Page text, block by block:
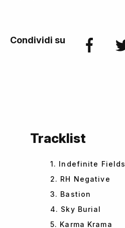
Condividi su
Tracklist
1. Indefinite Fields
2. RH Negative
3. Bastion
4. Sky Burial
5. Karma Krama